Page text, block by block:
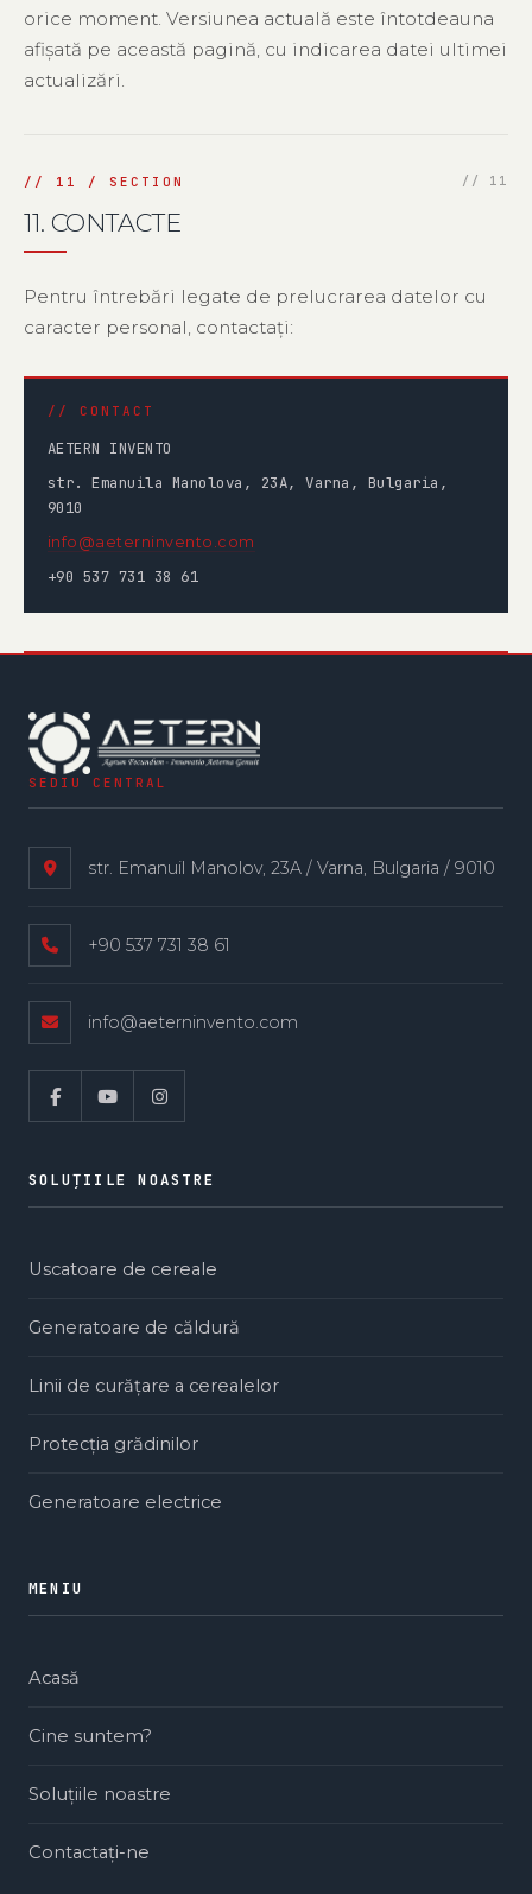
orice moment. Versiunea actuală este întotdeauna
afișată pe această pagină, cu indicarea datei ultimei
actualizări.
11. CONTACTE
Pentru întrebări legate de prelucrarea datelor cu
caracter personal, contactați:
AETERN INVENTO
str. Emanuila Manolova, 23A, Varna, Bulgaria,
9010
info@aeterninvento.com
+90 537 731 38 61
SEDIU CENTRAL
str. Emanuil Manolov, 23A / Varna, Bulgaria / 9010
+90 537 731 38 61
info@aeterninvento.com
SOLUȚIILE NOASTRE
Uscatoare de cereale
Generatoare de căldură
Linii de curățare a cerealelor
Protecția grădinilor
Generatoare electrice
MENIU
Acasă
Cine suntem?
Soluțiile noastre
Contactați-ne